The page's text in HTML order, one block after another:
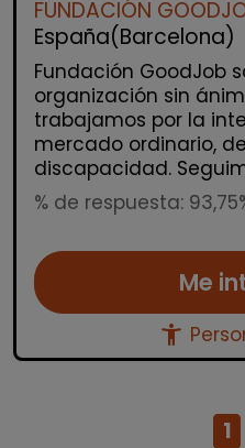
FUNDACIÓN
España(Barcelona)
Fundación GoodJob
organización sin
trabajamos por la
mercado ordinario,
discapacidad.
% de respuesta:
Me
accessibility_new
1